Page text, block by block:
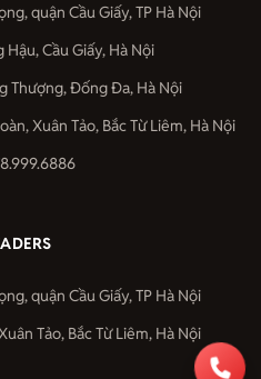
quận Cầu Giấy, TP Hà Nội
Hậu, Cầu Giấy, Hà Nội
Thượng, Đống Đa, Hà Nội
Xuân Tảo, Bắc Từ Liêm, Hà Nội
quận Cầu Giấy, TP Hà Nội
Tảo, Bắc Từ Liêm, Hà Nội